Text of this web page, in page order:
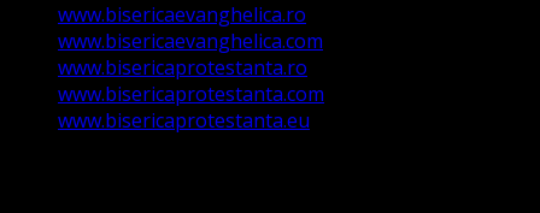
www.bisericaevanghelica.ro
www.bisericaevanghelica.com
www.bisericaprotestanta.ro
www.bisericaprotestanta.com
www.bisericaprotestanta.eu